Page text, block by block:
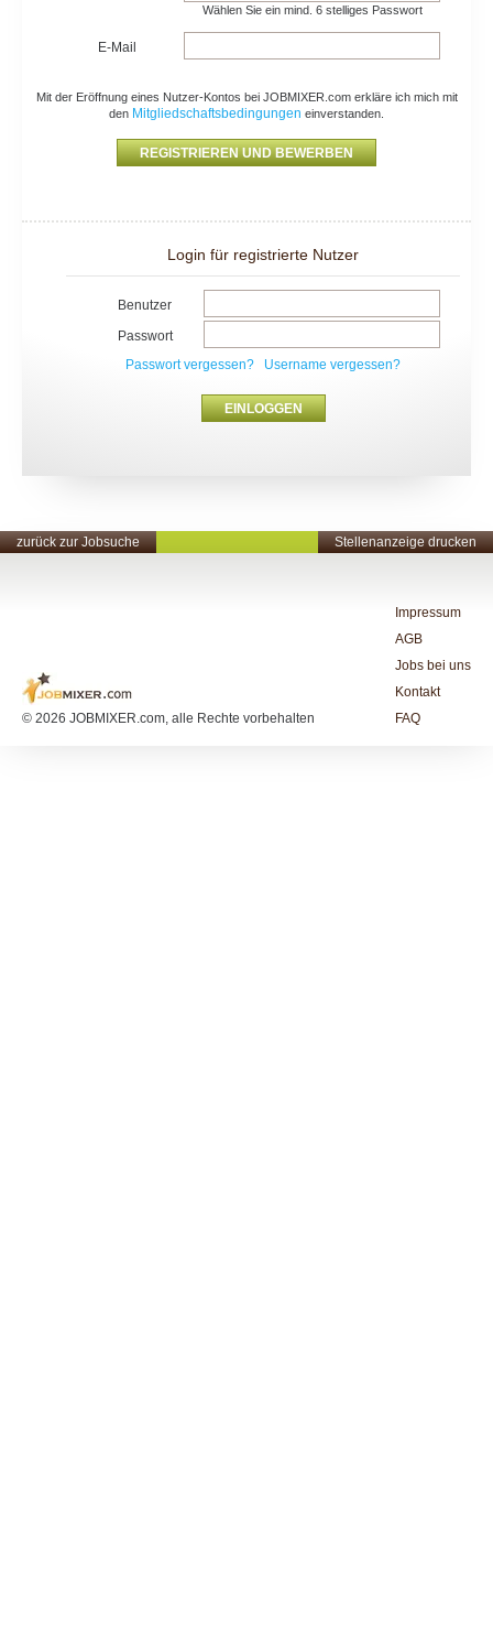
Wählen Sie ein mind. 6 stelliges Passwort
E-Mail
Mit der Eröffnung eines Nutzer-Kontos bei JOBMIXER.com erkläre ich mich mit
den Mitgliedschaftsbedingungen einverstanden.
Login für registrierte Nutzer
Benutzer
Passwort
Passwort vergessen?
Username vergessen?
zurück zur Jobsuche Stellenanzeige drucken
© 2026 JOBMIXER.com, alle Rechte vorbehalten
Impressum
AGB
Jobs bei uns
Kontakt
FAQ